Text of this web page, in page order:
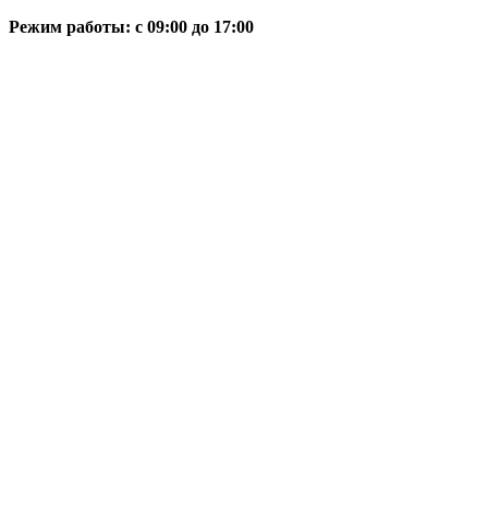
Режим работы: c 09:00 до 17:00